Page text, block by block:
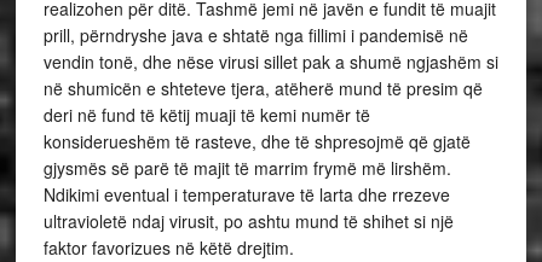
realizohen për ditë. Tashmë jemi në javën e fundit të muajit
prill, përndryshe java e shtatë nga fillimi i pandemisë në
vendin tonë, dhe nëse virusi sillet pak a shumë ngjashëm si
në shumicën e shteteve tjera, atëherë mund të presim që
deri në fund të këtij muaji të kemi numër të
konsiderueshëm të rasteve, dhe të shpresojmë që gjatë
gjysmës së parë të majit të marrim frymë më lirshëm.
Ndikimi eventual i temperaturave të larta dhe rrezeve
ultravioletë ndaj virusit, po ashtu mund të shihet si një
faktor favorizues në këtë drejtim.